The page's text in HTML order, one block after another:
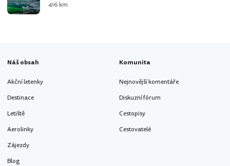
416 km
Náš obsah
Akční letenky
Destinace
Letiště
Aerolinky
Zájezdy
Blog
Komunita
Nejnovější komentáře
Diskuzní fórum
Cestopisy
Cestovatelé